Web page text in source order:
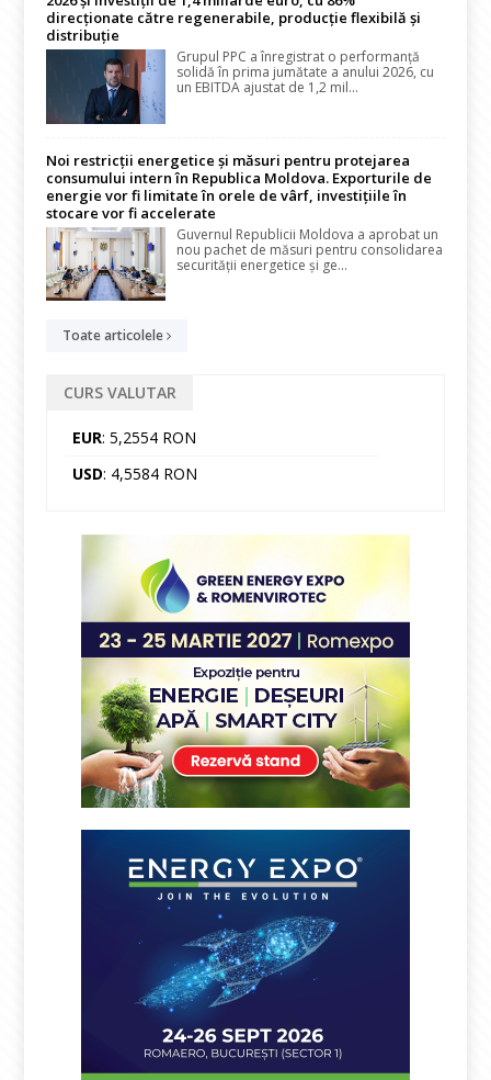
direcționate către regenerabile, producție flexibilă și
distribuție
Grupul PPC a înregistrat o performanță
solidă în prima jumătate a anului 2026, cu
un EBITDA ajustat de 1,2 mil...
Noi restricții energetice și măsuri pentru protejarea
consumului intern în Republica Moldova. Exporturile de
energie vor fi limitate în orele de vârf, investițiile în
stocare vor fi accelerate
Guvernul Republicii Moldova a aprobat un
nou pachet de măsuri pentru consolidarea
securității energetice și ge...
Toate articolele
CURS VALUTAR
EUR: 5,2554 RON
USD: 4,5584 RON